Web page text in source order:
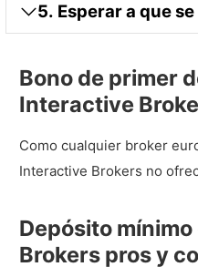
5. Esperar a que
Bono de primer
Interactive
Como cualquier broker
Interactive Brokers no
Depósito
Brokers pros y